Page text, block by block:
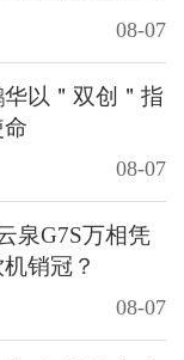
08-07
以＂双创＂指
08-07
泉G7S万相凭
销冠？
08-07